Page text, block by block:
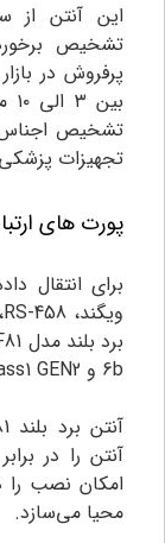
این آنتن
تشخیص
پرفروش در
تشخیص اجناس
تجهیزات پزشکی
پورت های
برای انتقال
ویگند، USB ،RS-232 ،RS-458 میتواند استفاده نمود.
برد بلند مدل UHF81
6b و EPC class1 GEN2 می باشد.
آنتن را در
امکان نصب را
محیا می‌سازد.